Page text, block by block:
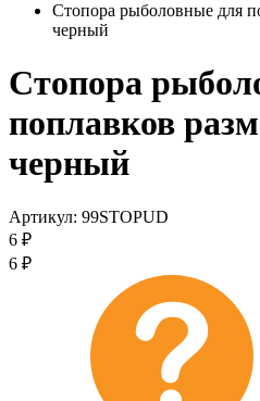
Стопора рыболовные для
черный
Стопора
поплавков
черный
Артикул: 99STOPUD
6 ₽
6 ₽